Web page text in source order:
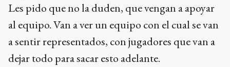
Les pido que no la duden, que vengan a apoyar
al equipo. Van a ver un equipo con el cual se van
a sentir representados, con jugadores que van a
dejar todo para sacar esto adelante.